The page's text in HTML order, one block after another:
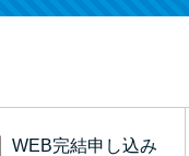
WEB完結申し込み